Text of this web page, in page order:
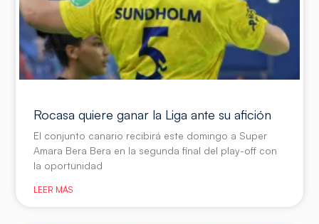
Rocasa quiere ganar la Liga ante su afición
El conjunto canario recibirá este domingo a Super
Amara Bera Bera en la segunda final del play-off con
la oportunidad
LEER MÁS